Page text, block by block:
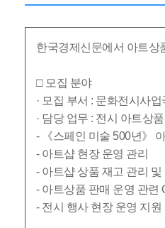
한국경제신문에서 아트상
□ 모집 분야
· 모집 부서 : 문화전시사
· 담당 업무 : 전시 아트상
- 《스페인 미술 500년》
- 아트샵 현장 운영 관리
- 아트샵 상품 재고 관리 및
- 아트상품 판매 운영 관련
- 전시 행사 현장 운영 지